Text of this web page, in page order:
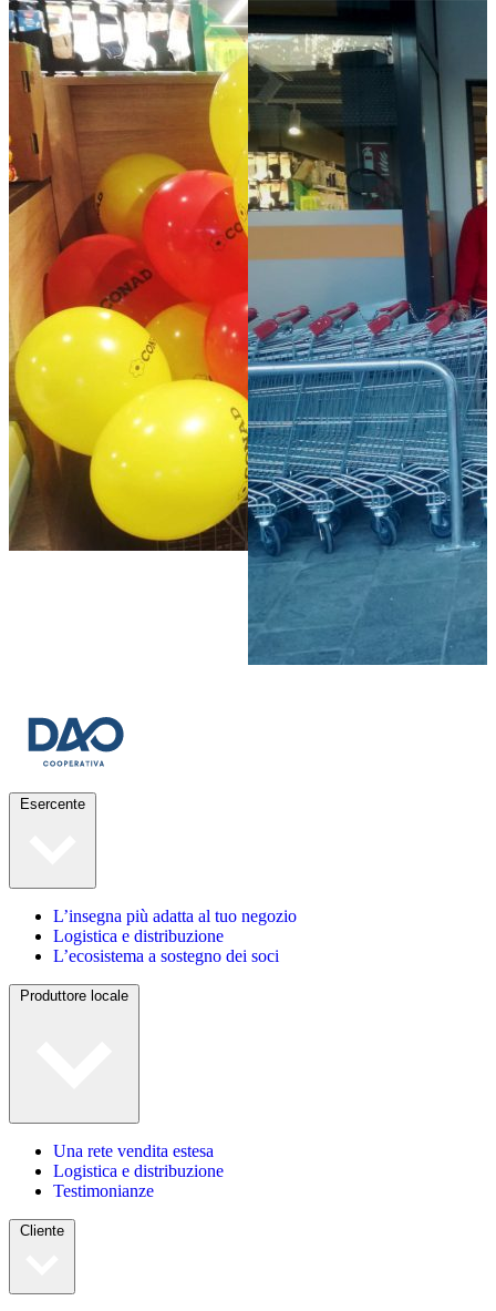
Esercente
L’insegna più adatta al tuo negozio
Logistica e distribuzione
L’ecosistema a sostegno dei soci
Produttore locale
Una rete vendita estesa
Logistica e distribuzione
Testimonianze
Cliente